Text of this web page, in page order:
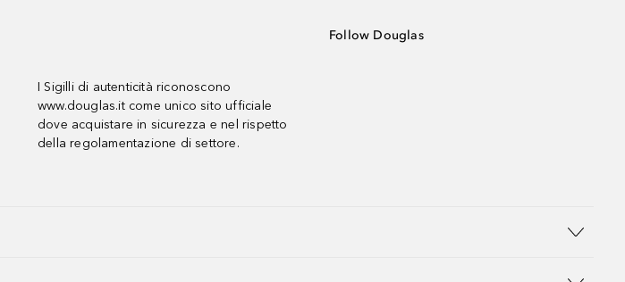
I Sigilli di autenticità riconoscono
www.douglas.it come unico sito ufficiale
dove acquistare in sicurezza e nel rispetto
della regolamentazione di settore.
Follow Douglas